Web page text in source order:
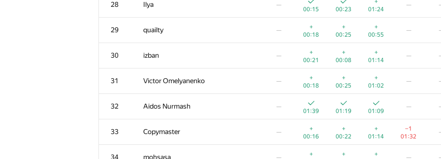
28 Ilya —
00:15 00:23
+
01:24
—
29 quailty —
+
00:18
+
00:25
+
00:55
—
30 izban —
+
00:21
+
00:08
+
01:14
—
31 Victor Omelyanenko —
+
00:18
+
00:25
+
01:02
—
32 Aidos Nurmash —
01:39 01:19 01:09
—
33 Copymaster —
+
00:16
+
00:22
+
01:14
−1
01:32
34 mohsasa —
+
+
+
—